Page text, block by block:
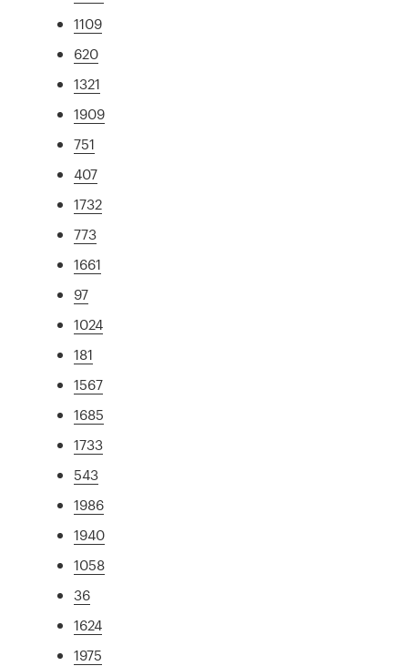
1109
620
1321
1909
751
407
1732
773
1661
97
1024
181
1567
1685
1733
543
1986
1940
1058
36
1624
1975